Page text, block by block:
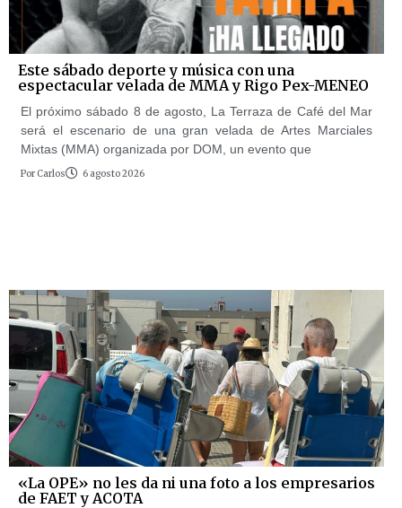
Este sábado deporte y música con una
espectacular velada de MMA y Rigo Pex-MENEO
El próximo sábado 8 de agosto, La Terraza de Café del Mar
será el escenario de una gran velada de Artes Marciales
Mixtas (MMA) organizada por DOM, un evento que
Por Carlos 6 agosto 2026
«La OPE» no les da ni una foto a los empresarios
de FAET y ACOTA